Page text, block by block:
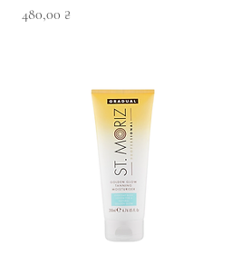
Ціна
480,00 ₴